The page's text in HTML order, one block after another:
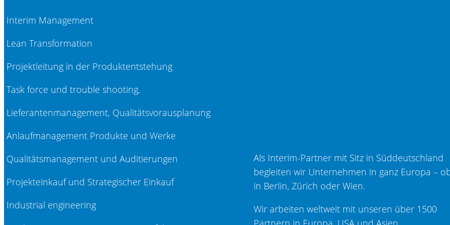
Interim Management
Lean Transformation
Projektleitung in der Produktentstehung
Task force und trouble shooting,
Lieferantenmanagement, Qualitätsvorausplanung
Anlaufmanagement Produkte und Werke
Qualitätsmanagement und Auditierungen
Projekteinkauf und Strategischer Einkauf
Industrial engineering
Als Interim-Partner mit Sitz in Süddeutschland
begleiten wir Unternehmen in ganz Europa –
in Berlin, Zürich oder Wien.
Wir arbeiten weltweit mit unseren über 1500